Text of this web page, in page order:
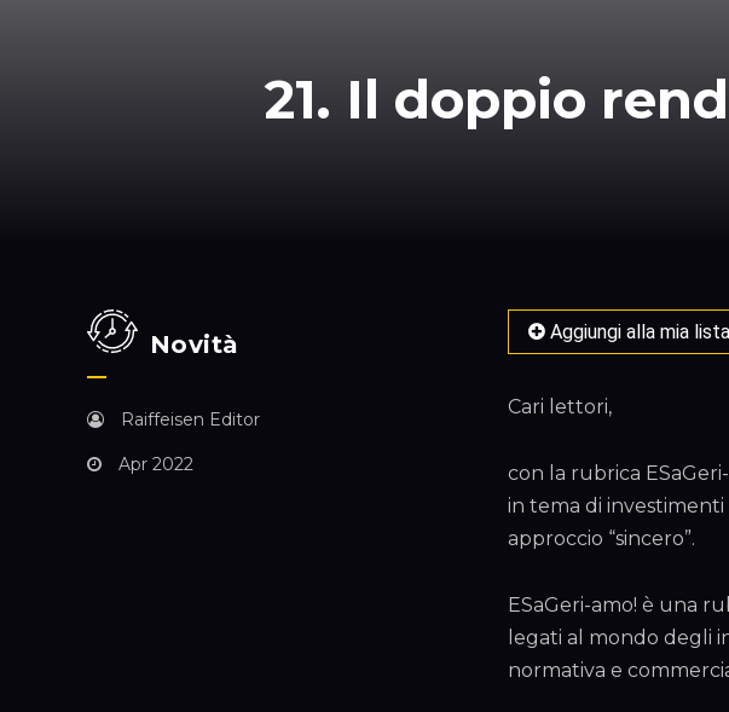
21. Il doppio
Aggiungi alla mia lista
Cari lettori,
con la rubrica
in tema di
approccio “sincero”.
ESaGeri-amo! è una
legati al mondo degli
normativa e
Novità
Raiffeisen Editor
Apr 2022